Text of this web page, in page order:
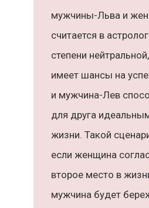
мужчины-Льва и
считается в
степени
имеет шансы на
и мужчина-Лев
для друга
жизни. Такой
если женщина
второе место в
мужчина будет